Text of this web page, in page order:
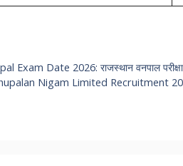
Exam Date 2026: राजस्थान वनपाल परीक्षा
Nigam Limited Recruitment 2026: